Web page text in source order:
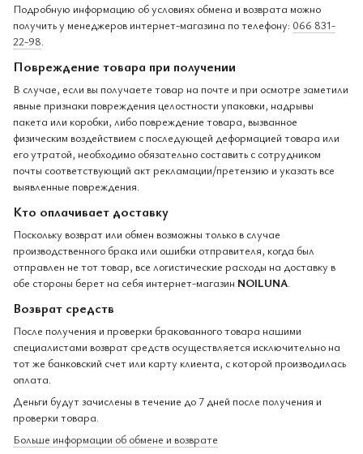
Подробную информацию об условиях обмена и возврата можно
получить у менеджеров интернет-магазина по телефону: 066 831-
22-98.
Повреждение товара при получении
В случае, если вы получаете товар на почте и при осмотре заметили
явные признаки повреждения целостности упаковки, надрывы
пакета или коробки, либо повреждение товара, вызванное
физическим воздействием с последующей деформацией товара или
его утратой, необходимо обязательно составить с сотрудником
почты соответствующий акт рекламации/претензию и указать все
выявленные повреждения.
Кто оплачивает доставку
Поскольку возврат или обмен возможны только в случае
производственного брака или ошибки отправителя, когда был
отправлен не тот товар, все логистические расходы на доставку в
обе стороны берет на себя интернет-магазин NOILUNA
Возврат средств
После получения и проверки бракованного товара нашими
специалистами возврат средств осуществляется исключительно на
тот же банковский счет или карту клиента, с которой производилась
оплата.
Деньги будут зачислены в течение до 7 дней после получения и
проверки товара.
Больше информации об обмене и возврате